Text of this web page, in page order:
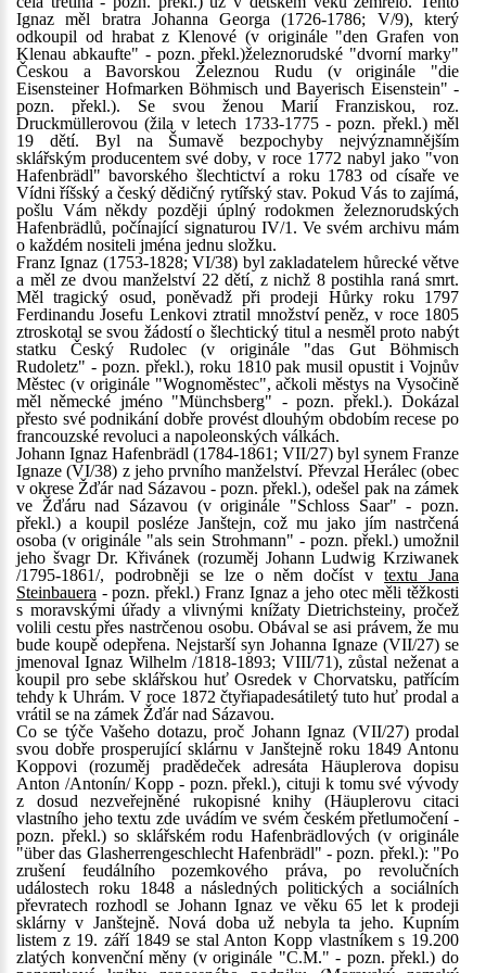
Ignaz měl bratra Johanna Georga (1726-1786; V/9), který
odkoupil od hrabat z Klenové (v originále "den Grafen von
Klenau abkaufte" - pozn. překl.)železnorudské "dvorní marky"
Českou a Bavorskou Železnou Rudu (v originále "die
Eisensteiner Hofmarken Böhmisch und Bayerisch Eisenstein" -
pozn. překl.). Se svou ženou Marií Franziskou, roz.
Druckmüllerovou (žila v letech 1733-1775 - pozn. překl.) měl
19 dětí. Byl na Šumavě bezpochyby nejvýznamnějším
sklářským producentem své doby, v roce 1772 nabyl jako "von
Hafenbrädl" bavorského šlechtictví a roku 1783 od císaře ve
Vídni říšský a český dědičný rytířský stav. Pokud Vás to zajímá,
pošlu Vám někdy později úplný rodokmen železnorudských
Hafenbrädlů, počínající signaturou IV/1. Ve svém archivu mám
o každém nositeli jména jednu složku.
Franz Ignaz (1753-1828; VI/38) byl zakladatelem hůrecké větve
a měl ze dvou manželství 22 dětí, z nichž 8 postihla raná smrt.
Měl tragický osud, poněvadž při prodeji Hůrky roku 1797
Ferdinandu Josefu Lenkovi ztratil množství peněz, v roce 1805
ztroskotal se svou žádostí o šlechtický titul a nesměl proto nabýt
statku Český Rudolec (v originále "das Gut Böhmisch
Rudoletz" - pozn. překl.), roku 1810 pak musil opustit i Vojnův
Městec (v originále "Wognoměstec", ačkoli městys na Vysočině
měl německé jméno "Münchsberg" - pozn. překl.). Dokázal
přesto své podnikání dobře provést dlouhým obdobím recese po
francouzské revoluci a napoleonských válkách.
Johann Ignaz Hafenbrädl (1784-1861; VII/27) byl synem Franze
Ignaze (VI/38) z jeho prvního manželství. Převzal Herálec (obec
v okrese Žďár nad Sázavou - pozn. překl.), odešel pak na zámek
ve Žďáru nad Sázavou (v originále "Schloss Saar" - pozn.
překl.) a koupil posléze Janštejn, což mu jako jím nastrčená
osoba (v originále "als sein Strohmann" - pozn. překl.) umožnil
jeho švagr Dr. Křivánek (rozuměj Johann Ludwig Krziwanek
/1795-1861/, podrobněji se lze o něm dočíst vtextu Jana
Steinbauera - pozn. překl.) Franz Ignaz a jeho otec měli těžkosti
s moravskými úřady a vlivnými knížaty Dietrichsteiny, pročež
volili cestu přes nastrčenou osobu. Obával se asi právem, že mu
bude koupě odepřena. Nejstarší syn Johanna Ignaze (VII/27) se
jmenoval Ignaz Wilhelm /1818-1893; VIII/71), zůstal neženat a
koupil pro sebe sklářskou huť Osredek v Chorvatsku, patřícím
tehdy k Uhrám. V roce 1872 čtyřiapadesátiletý tuto huť prodal a
vrátil se na zámek Žďár nad Sázavou.
Co se týče Vašeho dotazu, proč Johann Ignaz (VII/27) prodal
svou dobře prosperující sklárnu v Janštejně roku 1849 Antonu
Koppovi (rozuměj pradědeček adresáta Häuplerova dopisu
Anton /Antonín/ Kopp - pozn. překl.), cituji k tomu své vývody
z dosud nezveřejněné rukopisné knihy (Häuplerovu citaci
vlastního jeho textu zde uvádím ve svém českém přetlumočení -
pozn. překl.) so sklářském rodu Hafenbrädlových (v originále
"über das Glasherrengeschlecht Hafenbrädl" - pozn. překl.): "Po
zrušení feudálního pozemkového práva, po revolučních
událostech roku 1848 a následných politických a sociálních
převratech rozhodl se Johann Ignaz ve věku 65 let k prodeji
sklárny v Janštejně. Nová doba už nebyla ta jeho. Kupním
listem z 19. září 1849 se stal Anton Kopp vlastníkem s 19.200
zlatých konvenční měny (v originále "C.M." - pozn. překl.) do